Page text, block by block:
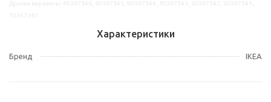
Характеристики
Бренд IKEA